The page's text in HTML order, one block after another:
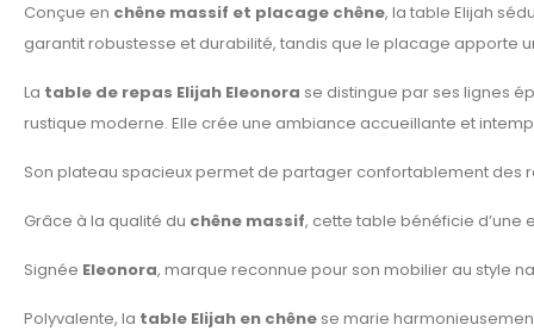
Conçue en chêne massif et placage chêne, la table Elijah
garantit robustesse et durabilité, tandis que le placage apporte
La table de repas Elijah Eleonora se distingue par ses lignes
rustique moderne. Elle crée une ambiance accueillante et
Son plateau spacieux permet de partager confortablement des
Grâce à la qualité du chêne massif, cette table bénéficie d’une
Signée Eleonora, marque reconnue pour son mobilier au style
Polyvalente, la table Elijah en chêne se marie